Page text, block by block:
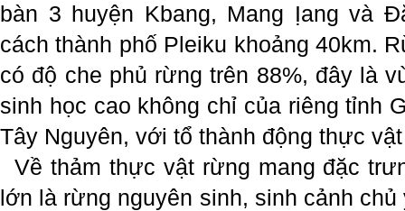
bàn 3 huyện Kbang, Mang Ịang và
cách thành phố Pleiku khoảng 40km.
có độ che phủ rừng trên 88%, đây là
sinh học cao không chỉ của riêng tỉnh
Tây Nguyên, với tổ thành động thực
Về thảm thực vật rừng mang đặc
lớn là rừng nguyên sinh, sinh cảnh